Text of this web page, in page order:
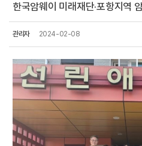
한국암웨이 미래재단·포항지역
관리자 2024-02-08